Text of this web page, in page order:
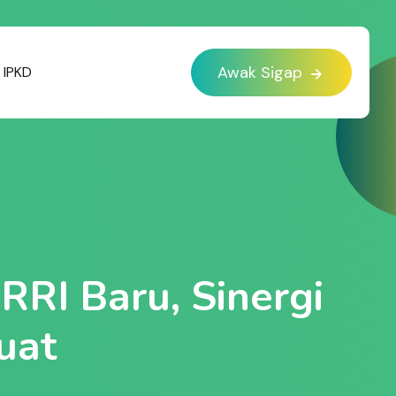
IPKD Awak Sigap
Baru, Sinergi